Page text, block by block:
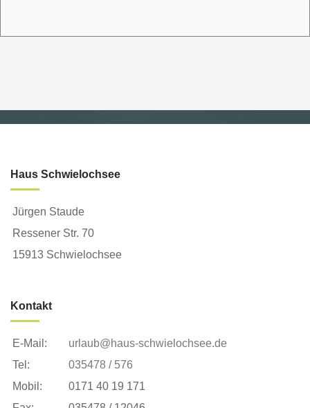
Haus Schwielochsee
Jürgen Staude
Ressener Str. 70
15913 Schwielochsee
Kontakt
E-Mail:
urlaub@haus-schwielochsee.de
Tel:
035478 / 576
Mobil:
0171 40 19 171